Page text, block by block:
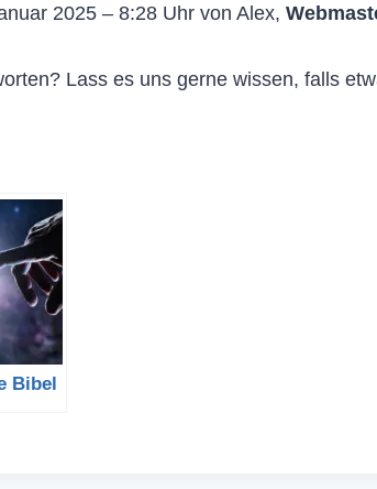
2025 – 8:28 Uhr von Alex,
Lass es uns gerne wissen, falls
Bibel